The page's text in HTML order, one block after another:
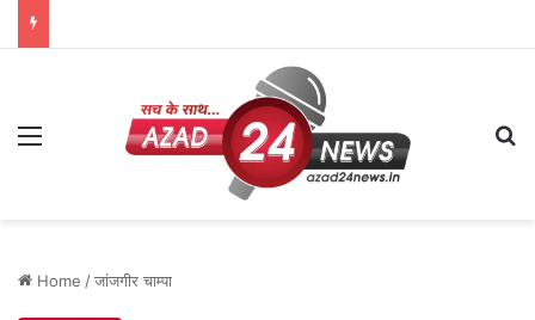
Menu
Home /जांजगीर चाम्पा